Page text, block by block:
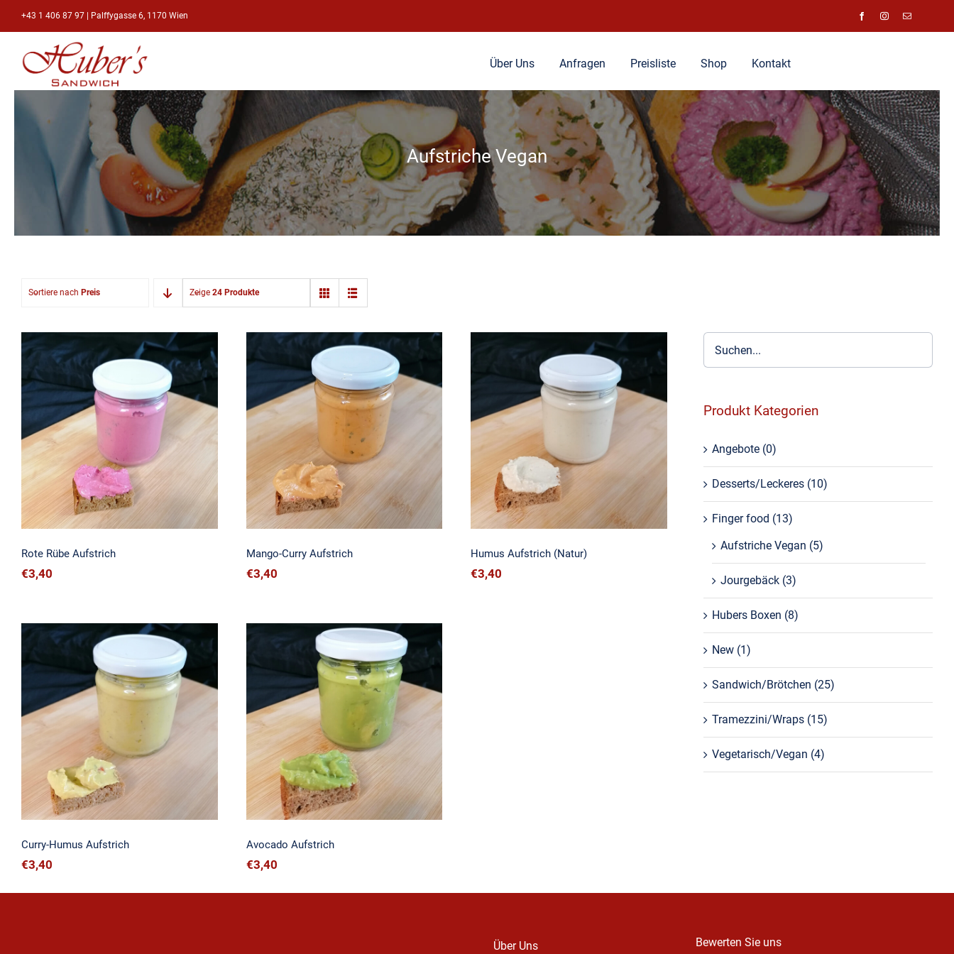
Inhalt
springen
+43 1 406 87 97| Palffygasse 6, 1170 Wien
Über Uns Anfragen Preisliste Shop Kontakt
Aufstriche Vegan
Sortiere nach Preis Zeige 24 Produkte
Rote Rübe Aufstrich
Rote Rübe Aufstrich
€3,40
Mango-Curry Aufstrich
Mango-Curry Aufstrich
€3,40
Humus Aufstrich (Natur)
Humus Aufstrich (Natur)
€3,40
Curry-Humus Aufstrich
Curry-Humus Aufstrich
€3,40
Avocado Aufstrich
Avocado Aufstrich
€3,40
Produkt Kategorien
Angebote (0)
Desserts/Leckeres (10)
Finger food (13)
Aufstriche Vegan (5)
Jourgebäck (3)
Hubers Boxen (8)
New (1)
Sandwich/Brötchen (25)
Tramezzini/Wraps (15)
Vegetarisch/Vegan (4)
Über Uns Bewerten Sie uns